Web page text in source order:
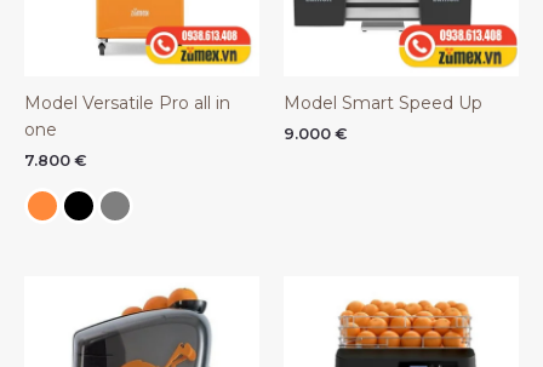
Model Versatile Pro all in
one
7.800 €
Model Smart Speed Up
9.000 €